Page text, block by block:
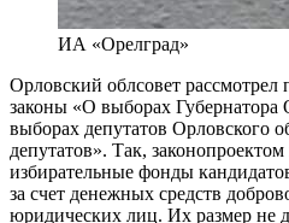
ИА «Орелград»
Орловский облсовет рассмотрел
законы «О выборах Губернатора
выборах депутатов Орловского
депутатов». Так,
избирательные фонды
за счет денежных средств
юридических лиц. Их размер не